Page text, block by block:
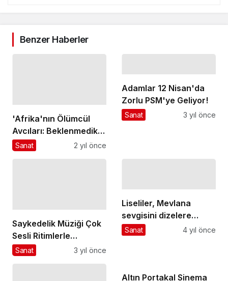
Benzer Haberler
'Afrika'nın Ölümcül
Avcıları: Beklenmedik
Katiller Özel' National
Sanat 2 yıl önce
Adamlar 12 Nisan'da
Zorlu PSM'ye Geliyor!
Sanat 3 yıl önce
Saykedelik Müziği Çok
Sesli Ritimlerle
Birleştiren Glass
Sanat 3 yıl önce
Liseliler, Mevlana
sevgisini dizelere
döktü
Sanat 4 yıl önce
Altın Portakal Sinema